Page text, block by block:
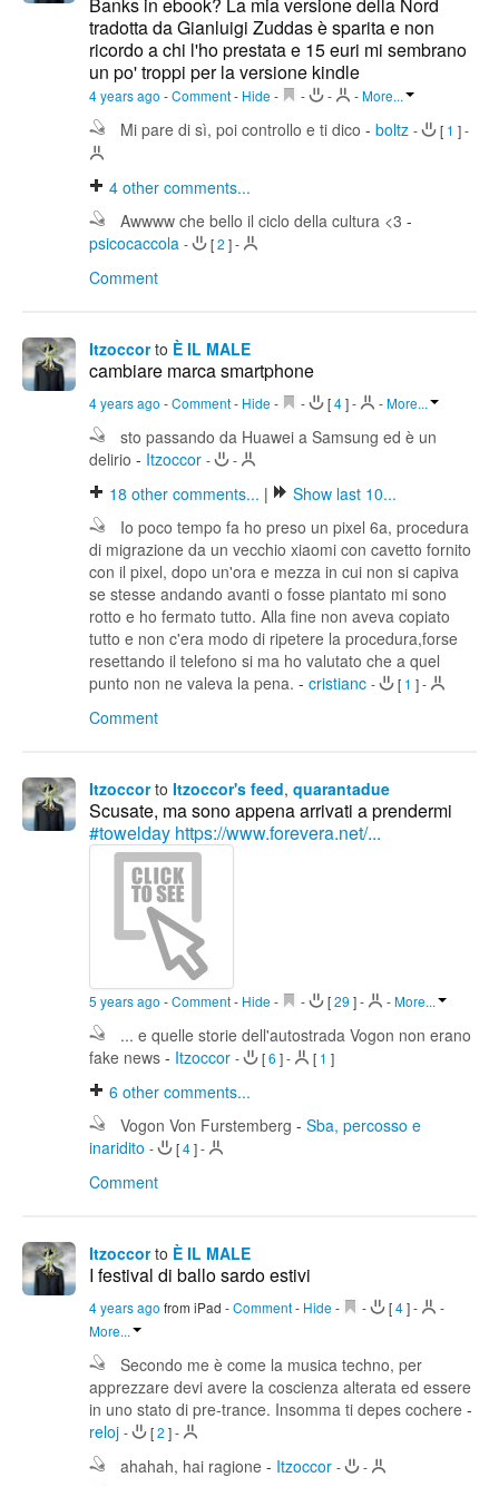
tradotta da Gianluigi Zuddas è sparita e non
ricordo a chi l'ho prestata e 15 euri mi sembrano
un po' troppi per la versione kindle
4 years ago -Comment- Hide - - - -More...
Mi pare di sì, poi controllo e ti dico - boltz - [ 1 ]-
4 other comments...
Awwww che bello il ciclo della cultura <3 -
psicocaccola - [2 ]-
Comment
Itzoccor to È IL MALE
cambiare marca smartphone
4 years ago -Comment- Hide - - [4]- -More...
sto passando da Huawei a Samsung ed è un
delirio - Itzoccor - -
18 other comments... |
Show last 10...
Io poco tempo fa ho preso un pixel 6a, procedura
di migrazione da un vecchio xiaomi con cavetto fornito
con il pixel, dopo un'ora e mezza in cui non si capiva
se stesse andando avanti o fosse piantato mi sono
rotto e ho fermato tutto. Alla fine non aveva copiato
tutto e non c'era modo di ripetere la procedura,forse
resettando il telefono si ma ho valutato che a quel
punto non ne valeva la pena. - cristianc - [ 1 ]-
Comment
Itzoccor to Itzoccor's feed, quarantadue
Scusate, ma sono appena arrivati a prendermi
#towelday https://www.forevera.net/...
5 years ago -Comment- Hide - - [29 ]- -More...
... e quelle storie dell'autostrada Vogon non erano
fake news - Itzoccor - [6 ]- [ 1 ]
6 other comments...
Vogon Von Furstemberg - Sba, percosso e
inaridito - [4]-
Comment
Itzoccor to È IL MALE
I festival di ballo sardo estivi
4 years ago from iPad -Comment- Hide - - [4]-
-
More...
Secondo me è come la musica techno, per
apprezzare devi avere la coscienza alterata ed essere
in uno stato di pre-trance. Insomma ti depes cochere -
reloj - [2 ]-
ahahah, hai ragione - Itzoccor - -